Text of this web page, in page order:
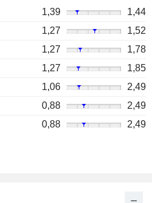
1,39
1,44
1,27
1,52
1,27
1,78
1,27
1,85
1,06
2,49
0,88
2,49
0,88 2,49